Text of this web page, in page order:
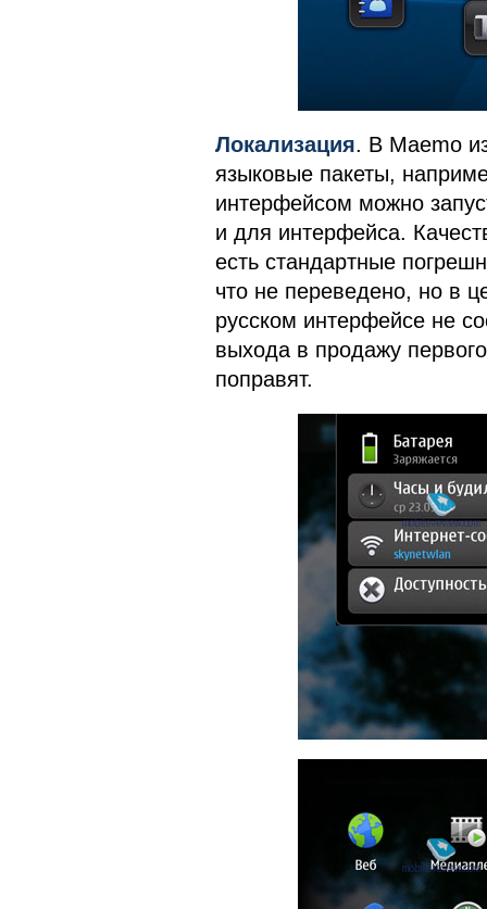
Локализация. В Maemo
языковые пакеты,
интерфейсом можно
и для интерфейса.
есть стандартные
что не переведено, но в
русском интерфейсе не
выхода в продажу
поправят.